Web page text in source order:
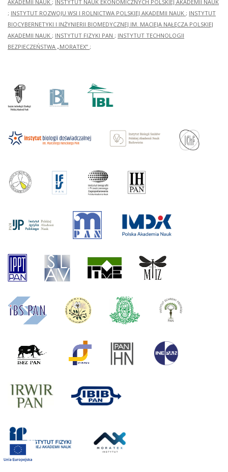
AKADEMII NAUK ; INSTYTUT NAUK EKONOMICZNYCH POLSKIEJ AKADEMII NAUK
; INSTYTUT ROZWOJU WSI I ROLNICTWA POLSKIEJ AKADEMII NAUK ; INSTYTUT
BIOCYBERNETYKI I INŻYNIERII BIOMEDYCZNEJ IM. MACIEJA NAŁĘCZA POLSKIEJ
AKADEMII NAUK ; INSTYTUT FIZYKI PAN ; INSTYTUT TECHNOLOGII
BEZPIECZEŃSTWA „MORATEX” ;